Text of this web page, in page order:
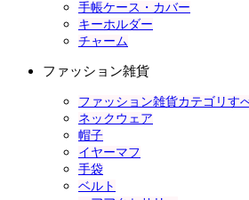
手帳ケース・カバー
キーホルダー
チャーム
ファッション雑貨
ファッション雑貨カテゴリす
ネックウェア
帽子
イヤーマフ
手袋
ベルト